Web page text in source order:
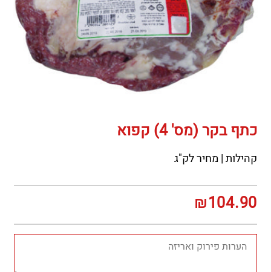
כתף בקר (מס' 4) קפוא
קהילות | מחיר לק"ג
₪104.90